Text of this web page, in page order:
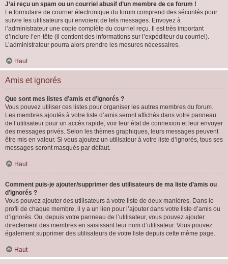
J’ai reçu un spam ou un courriel abusif d’un membre de ce forum !
Le formulaire de courrier électronique du forum comprend des sécurités pour
suivre les utilisateurs qui envoient de tels messages. Envoyez à
l’administrateur une copie complète du courriel reçu. Il est très important
d’inclure l’en-tête (il contient des informations sur l’expéditeur du courriel).
L’administrateur pourra alors prendre les mesures nécessaires.
Haut
Amis et ignorés
Que sont mes listes d’amis et d’ignorés ?
Vous pouvez utiliser ces listes pour organiser les autres membres du forum.
Les membres ajoutés à votre liste d’amis seront affichés dans votre panneau
de l’utilisateur pour un accès rapide, voir leur état de connexion et leur envoyer
des messages privés. Selon les thèmes graphiques, leurs messages peuvent
être mis en valeur. Si vous ajoutez un utilisateur à votre liste d’ignorés, tous ses
messages seront masqués par défaut.
Haut
Comment puis-je ajouter/supprimer des utilisateurs de ma liste d’amis ou
d’ignorés ?
Vous pouvez ajouter des utilisateurs à votre liste de deux manières. Dans le
profil de chaque membre, il y a un lien pour l’ajouter dans votre liste d’amis ou
d’ignorés. Ou, depuis votre panneau de l’utilisateur, vous pouvez ajouter
directement des membres en saisissant leur nom d’utilisateur. Vous pouvez
également supprimer des utilisateurs de votre liste depuis cette même page.
Haut